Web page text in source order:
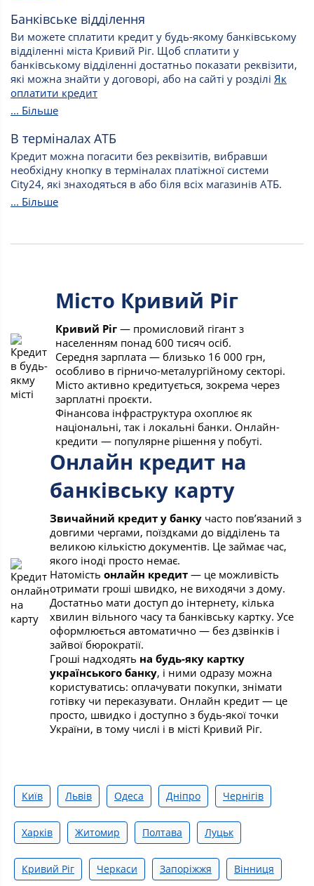
Банківське відділення
Ви можете сплатити кредит у будь-якому банківському
відділенні міста Кривий Ріг. Щоб сплатити у
банківському відділенні достатньо показати реквізити,
які можна знайти у договорі, або на сайті у розділі Як
оплатити кредит
... Більше
В терміналах АТБ
Кредит можна погасити без реквізитів, вибравши
необхідну кнопку в терміналах платіжної системи
City24, які знаходяться в або біля всіх магазинів АТБ.
... Більше
Місто Кривий Ріг
Кривий Ріг— промисловий гігант з
населенням понад 600 тисяч осіб.
Середня зарплата — близько 16 000 грн,
особливо в гірничо-металургійному секторі.
Місто активно кредитується, зокрема через
зарплатні проєкти.
Фінансова інфраструктура охоплює як
національні, так і локальні банки. Онлайн-
кредити — популярне рішення у побуті.
Онлайн кредит на
банківську карту
Звичайний кредит у банку часто пов’язаний з
довгими чергами, поїздками до відділень та
великою кількістю документів. Це займає час,
якого іноді просто немає.
Натомість онлайн кредит — це можливість
отримати гроші швидко, не виходячи з дому.
Достатньо мати доступ до інтернету, кілька
хвилин вільного часу та банківську картку. Усе
оформлюється автоматично — без дзвінків і
зайвої бюрократії.
Гроші надходять на будь-яку картку
українського банку, і ними одразу можна
користуватись: оплачувати покупки, знімати
готівку чи переказувати. Онлайн кредит — це
просто, швидко і доступно з будь-якої точки
України, в тому числі і в місті Кривий Ріг.
Київ Львів Одеса Дніпро Чернігів
Харків Житомир Полтава Луцьк
Кривий Ріг Черкаси Запоріжжя Вінниця